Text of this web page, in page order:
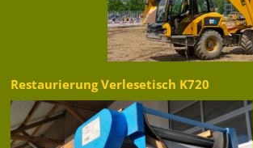
Restaurierung Verlesetisch K720